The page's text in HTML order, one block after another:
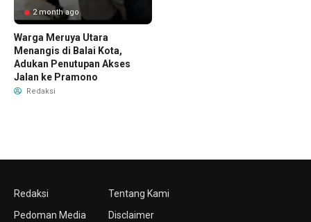
2 month ago
Warga Meruya Utara
Menangis di Balai Kota,
Adukan Penutupan Akses
Jalan ke Pramono
Redaksi
Redaksi
Pedoman Media
Tentang Kami
Disclaimer